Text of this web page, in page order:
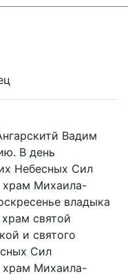
Вадим
В день
Небесных Сил
храм Михаила-
владыка
святой
и святого
Сил
храм Михаила-